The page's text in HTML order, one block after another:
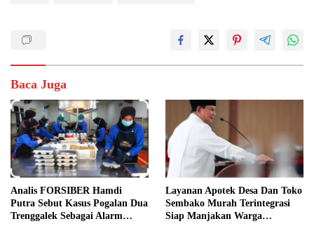
Baca Juga
Analis FORSIBER Hamdi
Putra Sebut Kasus Pogalan Dua
Trenggalek Sebagai Alarm
Layanan Apotek Desa Dan Toko
Sembako Murah Terintegrasi
Siap Manjakan Warga